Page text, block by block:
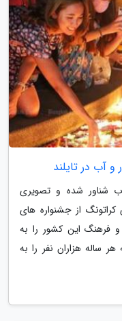
آب در تایلند
شناور شده و تصویری
از جشنواره های
و فرهنگ این کشور را به
ساله هزاران نفر را به